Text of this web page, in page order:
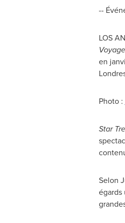
--
LOS
en
Photo :
Star
Selon